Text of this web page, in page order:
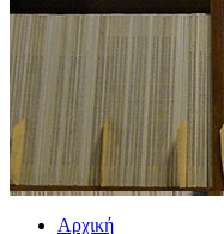
Αρχική